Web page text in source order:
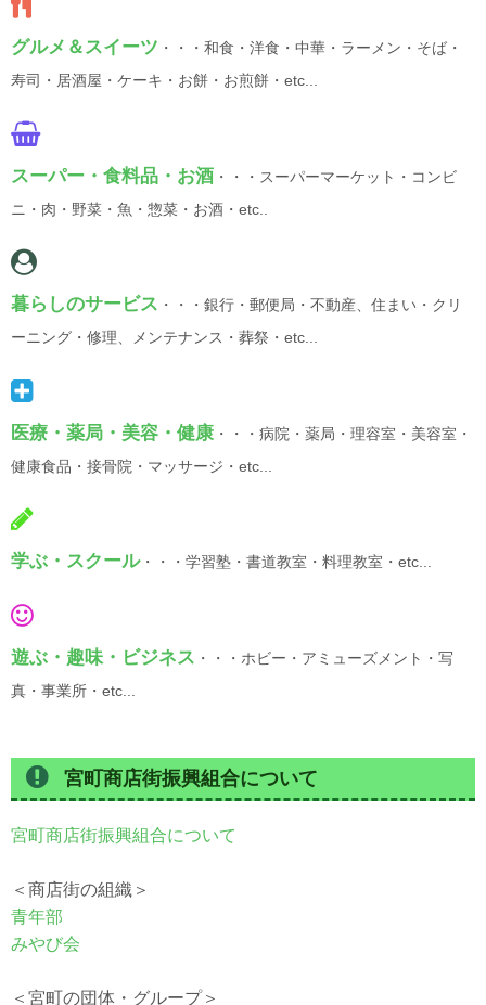
グルメ＆スイーツ ・・・和食・洋食・中華・ラーメン・そば・
寿司・居酒屋・ケーキ・お餅・お煎餅・etc...
スーパー・食料品・お酒 ・・・スーパーマーケット・コンビ
ニ・肉・野菜・魚・惣菜・お酒・etc..
暮らしのサービス ・・・銀行・郵便局・不動産、住まい・クリ
ーニング・修理、メンテナンス・葬祭・etc...
医療・薬局・美容・健康 ・・・病院・薬局・理容室・美容室・
健康食品・接骨院・マッサージ・etc...
学ぶ・スクール・・・学習塾・書道教室・料理教室・etc...
遊ぶ・趣味・ビジネス ・・・ホビー・アミューズメント・写
真・事業所・etc...
宮町商店街振興組合について
宮町商店街振興組合について
＜商店街の組織＞
青年部
みやび会
＜宮町の団体・グループ＞